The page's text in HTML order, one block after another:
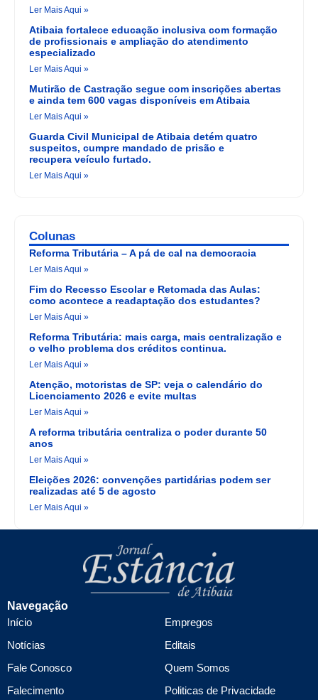
Ler Mais Aqui »
Atibaia fortalece educação inclusiva com formação
de profissionais e ampliação do atendimento
especializado
Ler Mais Aqui »
Mutirão de Castração segue com inscrições abertas
e ainda tem 600 vagas disponíveis em Atibaia
Ler Mais Aqui »
Guarda Civil Municipal de Atibaia detém quatro
suspeitos, cumpre mandado de prisão e
recupera veículo furtado.
Ler Mais Aqui »
Colunas
Reforma Tributária – A pá de cal na democracia
Ler Mais Aqui »
Fim do Recesso Escolar e Retomada das Aulas:
como acontece a readaptação dos estudantes?
Ler Mais Aqui »
Reforma Tributária: mais carga, mais centralização e
o velho problema dos créditos continua.
Ler Mais Aqui »
Atenção, motoristas de SP: veja o calendário do
Licenciamento 2026 e evite multas
Ler Mais Aqui »
A reforma tributária centraliza o poder durante 50
anos
Ler Mais Aqui »
Eleições 2026: convenções partidárias podem ser
realizadas até 5 de agosto
Ler Mais Aqui »
Navegação
Início
Notícias
Fale Conosco
Falecimento
Empregos
Editais
Quem Somos
Politicas de Privacidade